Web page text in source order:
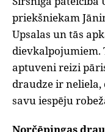
priekšniekam
Upsalas un tās
dievkalpojumiem.
aptuveni reizi
draudze ir
savu iespēju